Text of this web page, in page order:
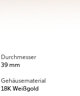
Durchmesser
39 mm
Gehäusematerial
18K Weißgold